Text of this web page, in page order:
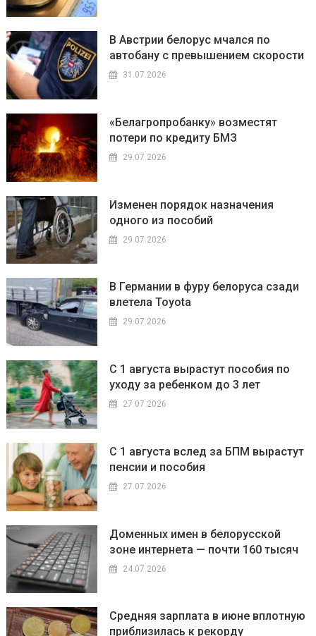
В Австрии белорус мчался по
автобану с превышением скорости
31.07.2026
«Белагропробанку» возместят
потери по кредиту БМЗ
29.07.2026
Изменен порядок назначения
одного из пособий
29.07.2026
В Германии в фуру белоруса сзади
влетела Toyota
29.07.2026
С 1 августа вырастут пособия по
уходу за ребенком до 3 лет
27.07.2026
С 1 августа вслед за БПМ вырастут
пенсии и пособия
27.07.2026
Доменных имен в белорусской
зоне интернета — почти 160 тысяч
24.07.2026
Средняя зарплата в июне вплотную
приблизилась к рекорду